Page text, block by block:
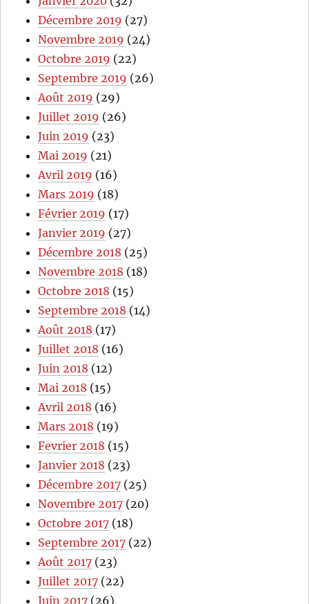
Décembre 2019 (27)
Novembre 2019 (24)
Octobre 2019 (22)
Septembre 2019 (26)
Août 2019 (29)
Juillet 2019 (26)
Juin 2019 (23)
Mai 2019 (21)
Avril 2019 (16)
Mars 2019 (18)
Février 2019 (17)
Janvier 2019 (27)
Décembre 2018 (25)
Novembre 2018 (18)
Octobre 2018 (15)
Septembre 2018 (14)
Août 2018 (17)
Juillet 2018 (16)
Juin 2018 (12)
Mai 2018 (15)
Avril 2018 (16)
Mars 2018 (19)
Fevrier 2018 (15)
Janvier 2018 (23)
Décembre 2017 (25)
Novembre 2017 (20)
Octobre 2017 (18)
Septembre 2017 (22)
Août 2017 (23)
Juillet 2017 (22)
Juin 2017 (26)